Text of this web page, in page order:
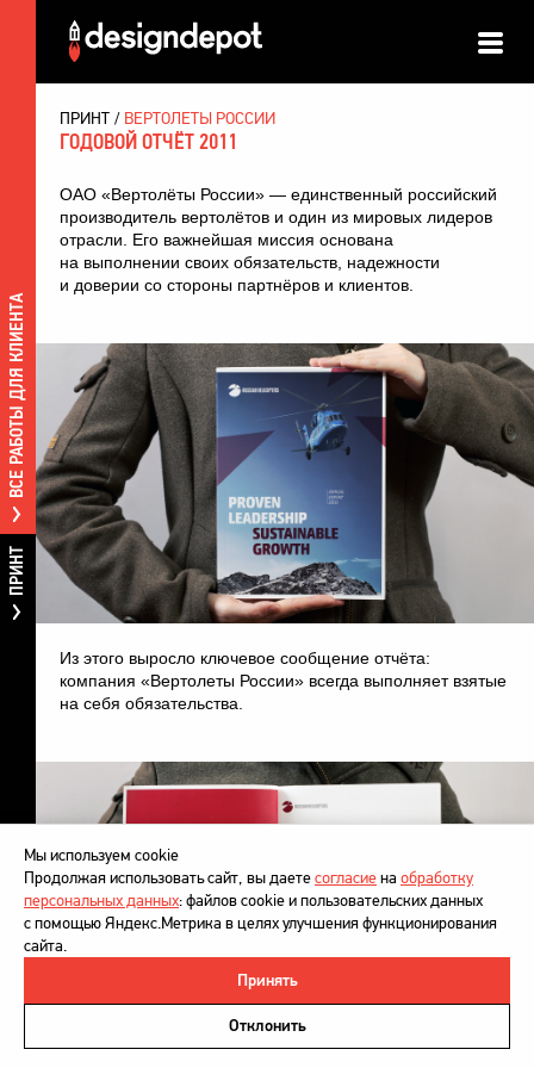
ВСЕ РАБОТЫ ДЛЯ КЛИЕНТА
ПРИНТ
ПРИНТ ВЕРТОЛЕТЫ РОССИИ
ГОДОВОЙ ОТЧЁТ 2011
ОАО «Вертолёты России» — единственный российский
производитель вертолётов и один из мировых лидеров
отрасли. Его важнейшая миссия основана
на выполнении своих обязательств, надежности
и доверии со стороны партнёров и клиентов.
Из этого выросло ключевое сообщение отчёта:
компания «Вертолеты России» всегда выполняет взятые
на себя обязательства.
Политика в отношении обработки персональных данных
Напишите нам
Мы используем cookie
Продолжая использовать сайт, вы даетесогласиена обработку
персональных данных: файлов cookie и пользовательских данных
с помощью Яндекс.Метрика в целях улучшения функционирования
сайта.
Принять
Отклонить